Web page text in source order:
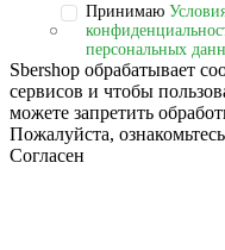
Принимаю
персональных
Sbershop обрабатывает
сервисов и чтобы
можете запретить
Пожалуйста,
Согласен